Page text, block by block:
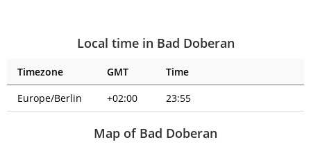
Local time in Bad Doberan
Timezone GMT
Time
Europe/Berlin
+02:00 23:55
Map of Bad Doberan